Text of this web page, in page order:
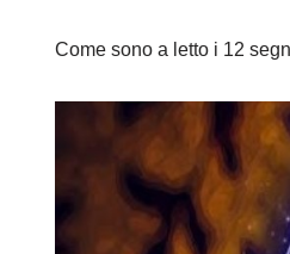
Come sono a letto i 12